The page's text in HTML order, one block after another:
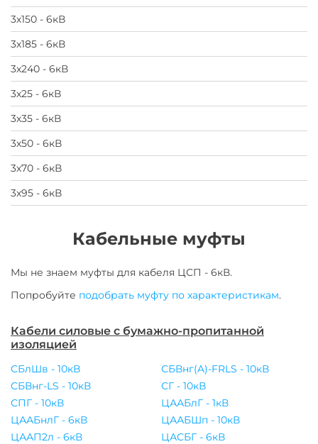
3х150 - 6кВ
3х185 - 6кВ
3х240 - 6кВ
3х25 - 6кВ
3х35 - 6кВ
3х50 - 6кВ
3х70 - 6кВ
3х95 - 6кВ
Кабельные муфты
Мы не знаем муфты для кабеля ЦСП - 6кВ.
Попробуйте подобрать муфту по характеристикам.
Кабели силовые с бумажно-пропитанной
изоляцией
СБлШв - 10кВ
СБВнг(A)-FRLS - 10кВ
СБВнг-LS - 10кВ
СГ - 10кВ
СПГ - 10кВ
ЦААБлГ - 1кВ
ЦААБнлГ - 6кВ
ЦААБШп - 10кВ
ЦААП2л - 6кВ
ЦАСБГ - 6кВ